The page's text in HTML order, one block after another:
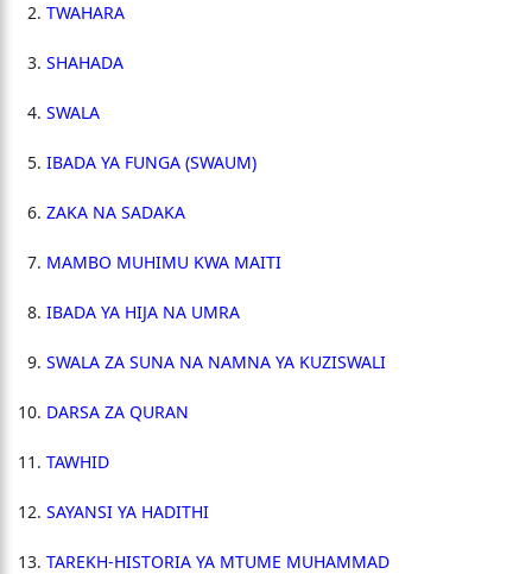
TWAHARA
SHAHADA
SWALA
IBADA YA FUNGA (SWAUM)
ZAKA NA SADAKA
MAMBO MUHIMU KWA MAITI
IBADA YA HIJA NA UMRA
SWALA ZA SUNA NA NAMNA YA KUZISWALI
DARSA ZA QURAN
TAWHID
SAYANSI YA HADITHI
TAREKH-HISTORIA YA MTUME MUHAMMAD